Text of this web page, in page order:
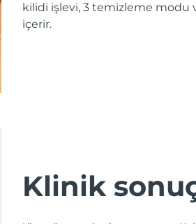
kilidi işlevi, 3 temizleme modu
içerir.
Klinik